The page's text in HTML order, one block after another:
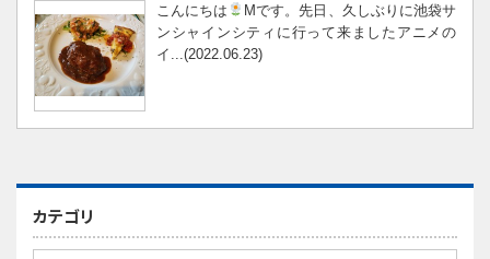
こんにちは
Mです。先日、久しぶりに池袋サ
ンシャインシティに行って来ましたアニメの
イ...(2022.06.23)
カテゴリ